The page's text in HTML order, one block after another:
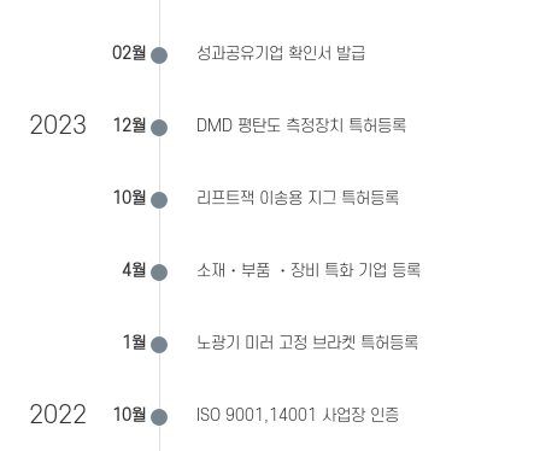
02월 성과공유기업 확인서 발급
2023 12월 DMD 평탄도 측정장치 특허등록
10월 리프트잭 이송용 지그 특허등록
4월 소재・부품 ・장비 특화 기업 등록
1월 노광기 미러 고정 브라켓 특허등록
2022 10월 ISO 9001,14001 사업장 인증